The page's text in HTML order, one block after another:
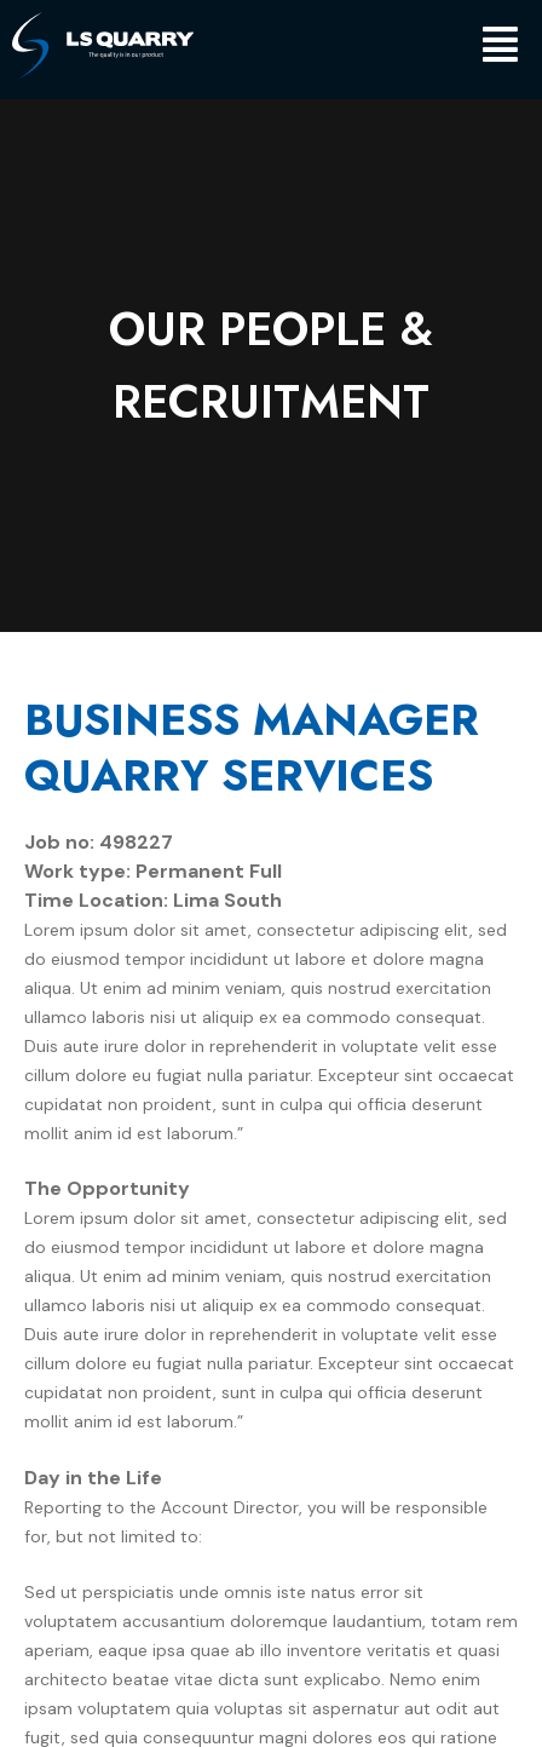
Skip
to
content
Main
OUR PEOPLE &
RECRUITMENT
BUSINESS MANAGER
QUARRY SERVICES
Job no: 498227
Work type: Permanent Full
Time Location: Lima South
Lorem ipsum dolor sit amet, consectetur adipiscing elit, sed
do eiusmod tempor incididunt ut labore et dolore magna
aliqua. Ut enim ad minim veniam, quis nostrud exercitation
ullamco laboris nisi ut aliquip ex ea commodo consequat.
Duis aute irure dolor in reprehenderit in voluptate velit esse
cillum dolore eu fugiat nulla pariatur. Excepteur sint occaecat
cupidatat non proident, sunt in culpa qui officia deserunt
mollit anim id est laborum.”
The Opportunity
Lorem ipsum dolor sit amet, consectetur adipiscing elit, sed
do eiusmod tempor incididunt ut labore et dolore magna
aliqua. Ut enim ad minim veniam, quis nostrud exercitation
ullamco laboris nisi ut aliquip ex ea commodo consequat.
Duis aute irure dolor in reprehenderit in voluptate velit esse
cillum dolore eu fugiat nulla pariatur. Excepteur sint occaecat
cupidatat non proident, sunt in culpa qui officia deserunt
mollit anim id est laborum.”
Day in the Life
Reporting to the Account Director, you will be responsible
for, but not limited to:
Sed ut perspiciatis unde omnis iste natus error sit
voluptatem accusantium doloremque laudantium, totam rem
aperiam, eaque ipsa quae ab illo inventore veritatis et quasi
architecto beatae vitae dicta sunt explicabo. Nemo enim
ipsam voluptatem quia voluptas sit aspernatur aut odit aut
fugit, sed quia consequuntur magni dolores eos qui ratione